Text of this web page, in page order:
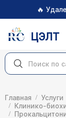
🔥
ЦЭЛТ
Главная
Услуги
Клинико-